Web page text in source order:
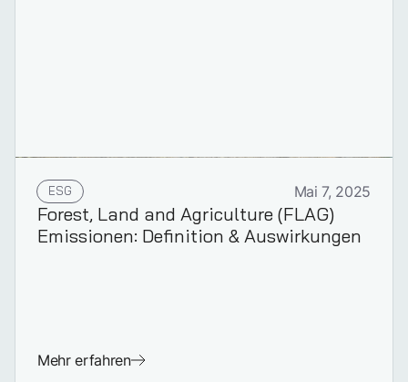
ESG Mai 7, 2025
Forest, Land and Agriculture (FLAG)
Emissionen: Definition & Auswirkungen
Mehr erfahren